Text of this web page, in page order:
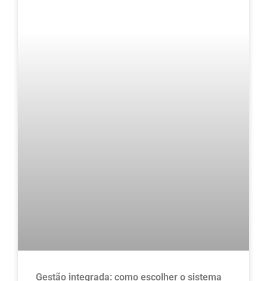
Gestão integrada: como escolher o sistema